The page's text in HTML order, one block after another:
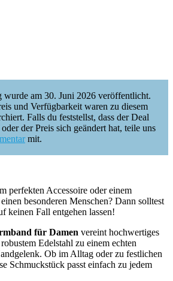
wurde am 30. Juni 2026 veröffentlicht.
und Verfügbarkeit waren zu diesem
Falls du feststellst, dass der Deal
der Preis sich geändert hat, teile uns
mit.
perfekten Accessoire oder einem
besonderen Menschen? Dann solltest
keinen Fall entgehen lassen!
für Damen vereint hochwertiges
Edelstahl zu einem echten
Ob im Alltag oder zu festlichen
Schmuckstück passt einfach zu jedem